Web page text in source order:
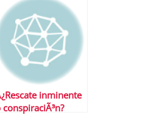
inminente
conspiraciÃ³n?